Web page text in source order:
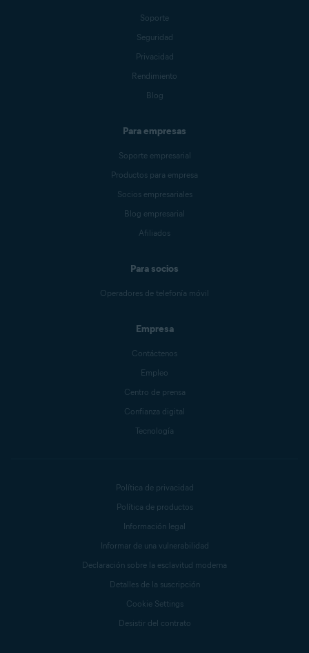
Soporte
Seguridad
Privacidad
Rendimiento
Blog
Para empresas
Soporte empresarial
Productos para empresa
Socios empresariales
Blog empresarial
Afiliados
Para socios
Operadores de telefonía móvil
Empresa
Contáctenos
Empleo
Centro de prensa
Confianza digital
Tecnología
Política de privacidad
Política de productos
Información legal
Informar de una vulnerabilidad
Declaración sobre la esclavitud moderna
Detalles de la suscripción
Cookie Settings
Desistir del contrato